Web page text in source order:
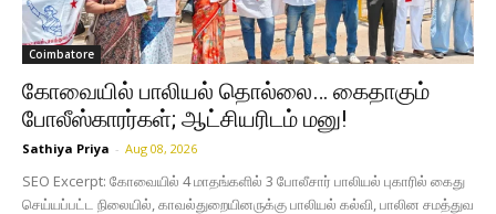
Coimbatore
கோவையில் பாலியல் தொல்லை… கைதாகும்
போலீஸ்காரர்கள்; ஆட்சியரிடம் மனு!
Sathiya Priya - Aug 08, 2026
SEO Excerpt: கோவையில் 4 மாதங்களில் 3 போலீசார் பாலியல் புகாரில் கைது
செய்யப்பட்ட நிலையில், காவல்துறையினருக்கு பாலியல் கல்வி, பாலின சமத்துவ